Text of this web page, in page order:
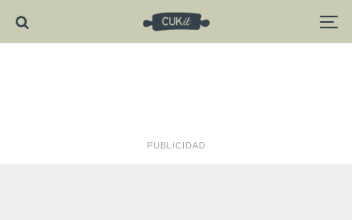
PUBLICIDAD